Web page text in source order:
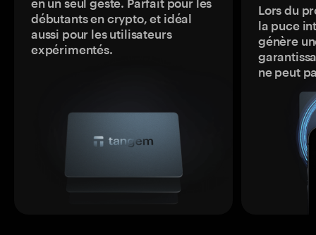
en un seul geste. Parfait pour les
débutants en crypto, et idéal
aussi pour les utilisateurs
expérimentés.
Lors du
la puce
génère
ne peut